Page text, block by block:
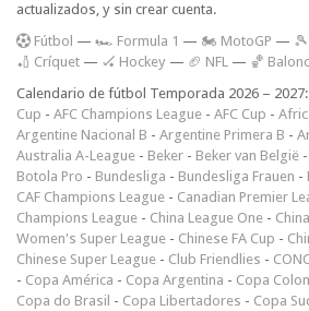
actualizados, y sin crear cuenta.
Fútbol — 🏎️ Formula 1 — 🏍 MotoGP —
🏏 Críquet — 🏑 Hockey — 🏈 NFL — 🏀
Calendario de fútbol Temporada 2026 – 2027:
Cup - AFC Champions League - AFC Cup -
Argentine Nacional B - Argentine Primera B -
Australia A-League - Beker - Beker van België -
Botola Pro - Bundesliga - Bundesliga Frauen -
CAF Champions League - Canadian Premier
Champions League - China League One -
Women's Super League - Chinese FA Cup -
Chinese Super League - Club Friendlies -
- Copa América - Copa Argentina - Copa
Copa do Brasil - Copa Libertadores - Copa